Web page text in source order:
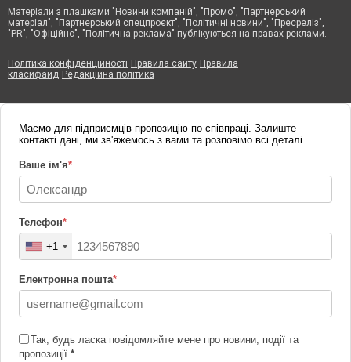
Матеріали з плашками "Новини компаній", "Промо", "Партнерський
матеріал", "Партнерський спецпроєкт", "Політичні новини", "Пресреліз",
"PR", "Офіційно", "Політична реклама" публікуються на правах реклами.
Політика конфіденційності Правила сайту Правила
класифайд Редакційна політика
Маємо для підприємців пропозицію по співпраці. Залиште
контакті дані, ми зв'яжемось з вами та розповімо всі деталі
Ваше ім'я*
Телефон*
+1
Електронна пошта*
Так, будь ласка повідомляйте мене про новини, події та
пропозиції *